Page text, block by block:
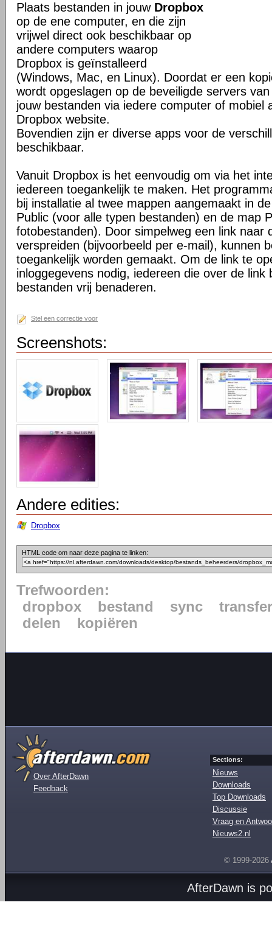
Plaats bestanden in jouw Dropbox
op de ene computer, en die zijn
vrijwel direct ook beschikbaar op
andere computers waarop
Dropbox is geïnstalleerd
(Windows, Mac, en Linux). Doordat er een
wordt opgeslagen op de beveiligde servers
jouw bestanden via iedere computer of mobiel
Dropbox website.
Bovendien zijn er diverse apps voor de
beschikbaar.
Vanuit Dropbox is het eenvoudig om via het
iedereen toegankelijk te maken. Het
bij installatie al twee mappen aangemaakt in
Public (voor alle typen bestanden) en de map
fotobestanden). Door simpelweg een link naar
verspreiden (bijvoorbeeld per e-mail), kunnen
toegankelijk worden gemaakt. Om de link te
inloggegevens nodig, iedereen die over de link
bestanden vrij benaderen.
Stel een correctie voor
Screenshots:
Andere edities:
Dropbox
HTML code om naar deze pagina te linken:
Trefwoorden:
dropbox
bestand sync
transfer
delen
kopiëren
Over AfterDawn
Feedback
Sections:
Nieuws
Downloads
Top Downloads
Discussie
Vraag en
Nieuws2.nl
© 1999-2026
AfterDawn is